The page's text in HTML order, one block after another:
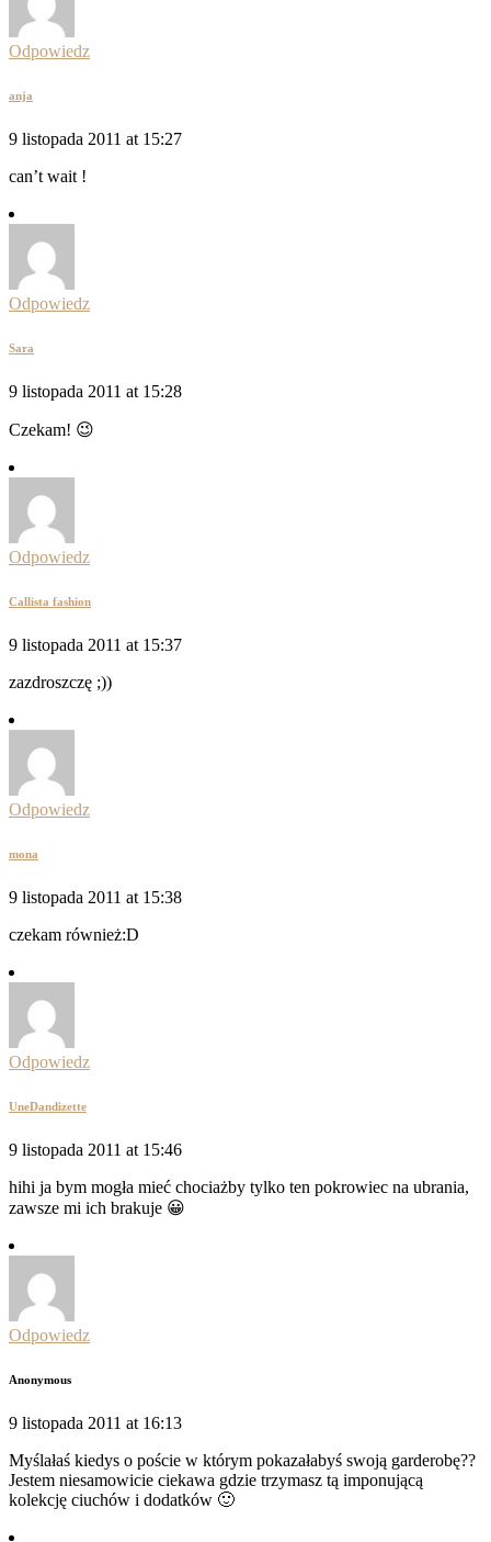
Odpowiedz
anja
9 listopada 2011 at 15:27
can’t wait !
Odpowiedz
Sara
9 listopada 2011 at 15:28
Czekam! 😉
Odpowiedz
Callista fashion
9 listopada 2011 at 15:37
zazdroszczę ;))
Odpowiedz
mona
9 listopada 2011 at 15:38
czekam również:D
Odpowiedz
UneDandizette
9 listopada 2011 at 15:46
hihi ja bym mogła mieć chociażby tylko ten pokrowiec na ubrania,
zawsze mi ich brakuje 😀
Odpowiedz
Anonymous
9 listopada 2011 at 16:13
Myślałaś kiedys o poście w którym pokazałabyś swoją garderobę??
Jestem niesamowicie ciekawa gdzie trzymasz tą imponującą
kolekcję ciuchów i dodatków 🙂